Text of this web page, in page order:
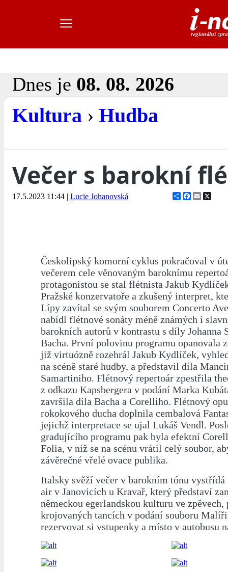
Dnes je 08. 08. 2026
Kultura › Hudba
Večer s barokní
17.5.2023 11:44 | Lucie Johanovská ShareFacebook
Email
Českolipský komorní cyklus pokračoval v
večerem cele věnovaným baroknímu
protagonistou se stal flétnista Jakub
Pražské konzervatoře a zkušený interpret,
Lípy zavítal se svým souborem Concerto
nabídl flétnové sonáty méně známých i
barokních autorů v kontrastu s díly Johanna
Bacha. První polovinu programu opanovala
již virtuózně rozehrál Jakub Kydlíček,
na scéně staré hudby, a představil díla
Samartiniho. Flétnový repertoár zpestřila
z odkazu Kapsbergera v podání Marka
završila díla Bacha a Corelliho. Flétnový
rokokového ducha doplnila cembalová
jejichž interpretace se ujal Lukáš Vendl.
gradujícího programu pak byla efektní
Folia, v níž se na scénu vrátil celý soubor,
závěrečné vřelé ovace publika.
Italsky svěží večer v barokním tónu vystřídá
air v Janovicích u Kravař, který představí
německou egerlandskou kulturu ve zpěvech,
krojovaných tancích v podání souboru
rezervovat si vstupenky a místo v autobusu